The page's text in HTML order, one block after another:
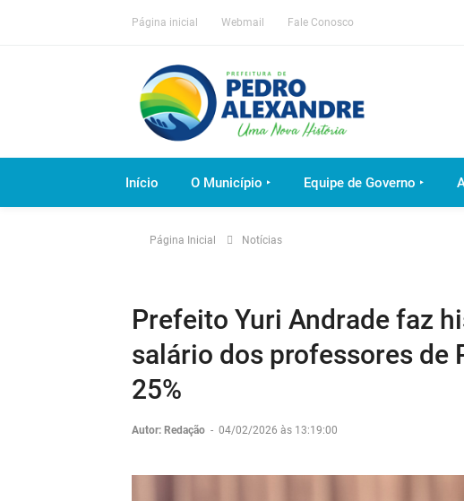
Página inicial Webmail Fale Conosco
Início O Município ‣ Equipe de Governo ‣
Página Inicial Notícias
Prefeito Yuri Andrade faz
salário dos professores de
25%
Autor: Redação - 04/02/2026 às 13:19:00